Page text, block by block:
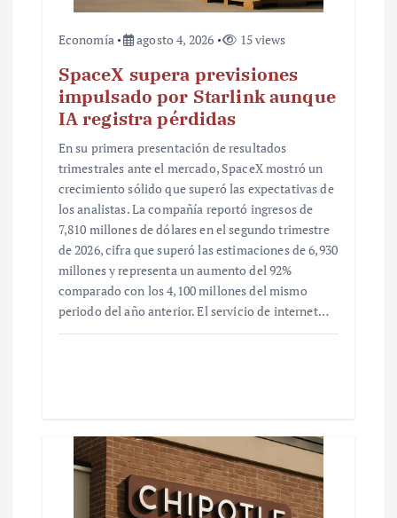
Economía agosto 4, 2026 15 views
SpaceX supera previsiones
impulsado por Starlink aunque
IA registra pérdidas
En su primera presentación de resultados
trimestrales ante el mercado, SpaceX mostró un
crecimiento sólido que superó las expectativas de
los analistas. La compañía reportó ingresos de
7,810 millones de dólares en el segundo trimestre
de 2026, cifra que superó las estimaciones de 6,930
millones y representa un aumento del 92%
comparado con los 4,100 millones del mismo
periodo del año anterior. El servicio de internet…